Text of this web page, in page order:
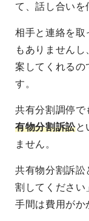
て、話し合いを
相手と連絡を取
もありません
案してくれるの
す。
共有分割調停で
有物分割訴訟と
ません。
共有物分割訴訟
割してください
手間は費用がか